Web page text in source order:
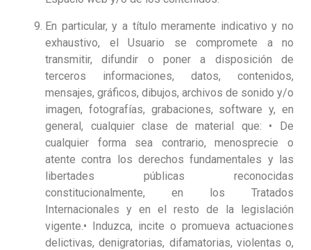
En particular, y a título meramente indicativo y no
exhaustivo, el Usuario se compromete a no
transmitir, difundir o poner a disposición de
terceros informaciones, datos, contenidos,
mensajes, gráficos, dibujos, archivos de sonido y/o
imagen, fotografías, grabaciones, software y, en
general, cualquier clase de material que: • De
cualquier forma sea contrario, menosprecie o
atente contra los derechos fundamentales y las
libertades públicas reconocidas
constitucionalmente, en los Tratados
Internacionales y en el resto de la legislación
vigente.• Induzca, incite o promueva actuaciones
delictivas, denigratorias, difamatorias, violentas o,